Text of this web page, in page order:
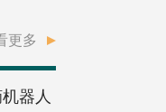
更多
器人